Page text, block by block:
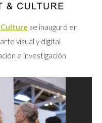
se inauguró en
visual y digital
e investigación